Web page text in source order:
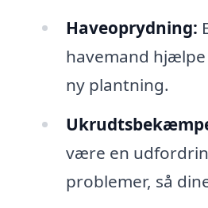
Haveoprydning:
havemand
ny plantning.
være en
problemer, så